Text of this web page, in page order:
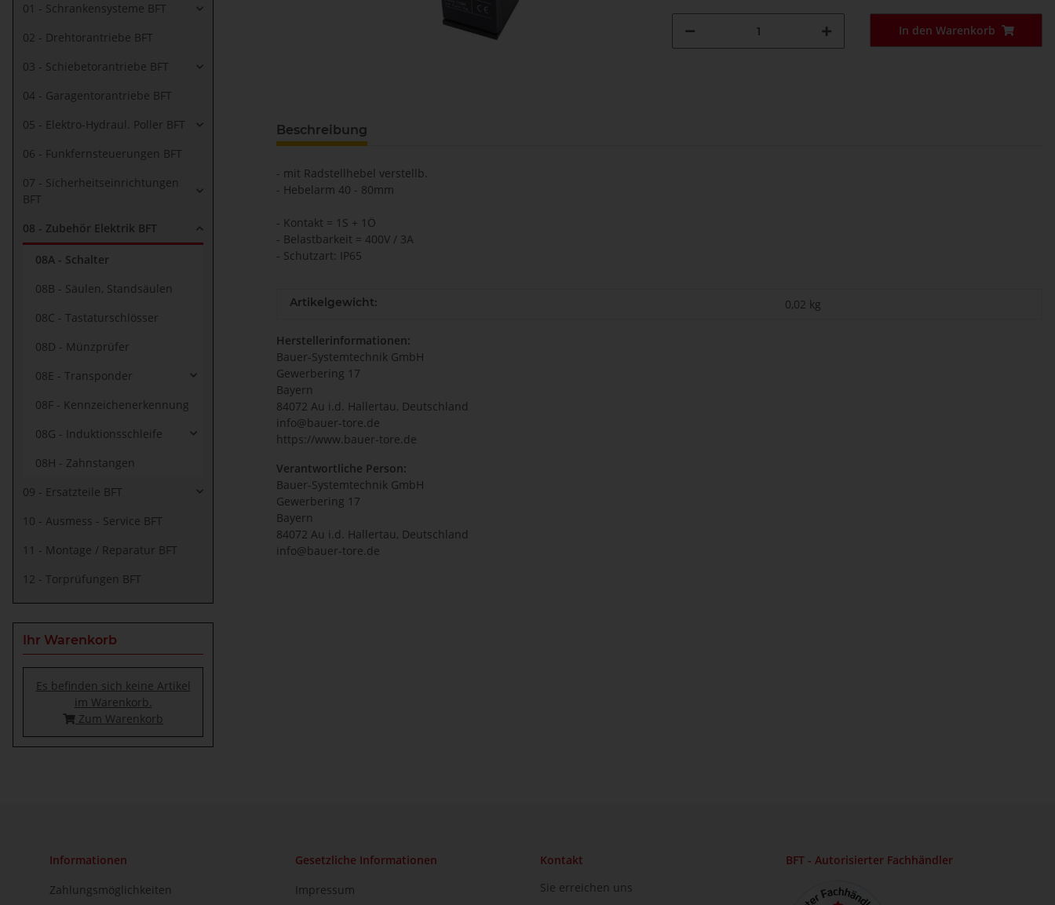
In den Warenkorb
Beschreibung
- mit Radstellhebel verstellb.
- Hebelarm 40 - 80mm
- Kontakt = 1S + 1Ö
- Belastbarkeit = 400V / 3A
- Schutzart: IP65
Artikelgewicht: 0,02 kg
Herstellerinformationen:
Bauer-Systemtechnik GmbH
Gewerbering 17
Bayern
84072 Au i.d. Hallertau, Deutschland
info@bauer-tore.de
https://www.bauer-tore.de
Verantwortliche Person:
Bauer-Systemtechnik GmbH
Gewerbering 17
Bayern
84072 Au i.d. Hallertau, Deutschland
info@bauer-tore.de
01 - Schrankensysteme BFT
02 - Drehtorantriebe BFT
03 - Schiebetorantriebe BFT
04 - Garagentorantriebe BFT
05 - Elektro-Hydraul. Poller BFT
06 - Funkfernsteuerungen BFT
07 - Sicherheitseinrichtungen
BFT
08 - Zubehör Elektrik BFT
08A - Schalter
08B - Säulen, Standsäulen
08C - Tastaturschlösser
08D - Münzprüfer
08E - Transponder
08F - Kennzeichenerkennung
08G - Induktionsschleife
08H - Zahnstangen
09 - Ersatzteile BFT
10 - Ausmess - Service BFT
11 - Montage / Reparatur BFT
12 - Torprüfungen BFT
Ihr Warenkorb
Es befinden sich keine Artikel
im Warenkorb.
Zum Warenkorb
Informationen
Zahlungsmöglichkeiten
Gesetzliche Informationen
Impressum
Kontakt
Sie erreichen uns
BFT - Autorisierter Fachhändler